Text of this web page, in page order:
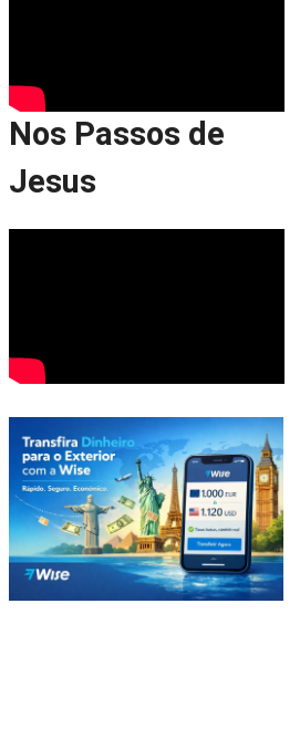
Nos Passos de
Jesus